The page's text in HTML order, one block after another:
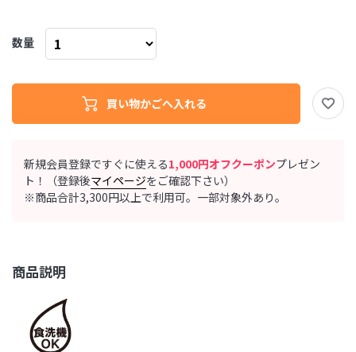
新規会員登録ですぐに使える1,000円オフクーポンプレゼン
ト！（登録後マイページをご確認下さい）
※商品合計3,300円以上で利用可。一部対象外あり。
商品説明
数量